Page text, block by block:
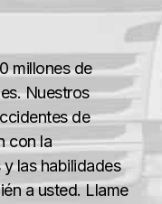
millones de
Nuestros
de
con la
las habilidades
a usted. Llame